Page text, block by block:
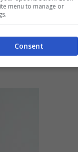
privata. Per
menu to manage or
Consent